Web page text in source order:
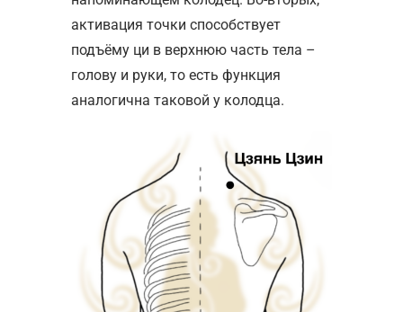
активация точки способствует
подъёму ци в верхнюю часть тела –
голову и руки, то есть функция
аналогична таковой у колодца.